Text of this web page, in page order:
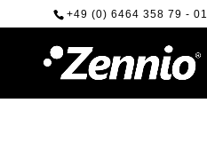
+49 (0) 6464 358 79 - 01